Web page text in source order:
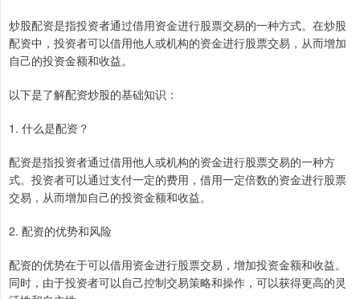
炒股配资是指投资者通过借用资金进行股票交易的一种方式。在炒股
配资中，投资者可以借用他人或机构的资金进行股票交易，从而增加
自己的投资金额和收益。
以下是了解配资炒股的基础知识：
1. 什么是配资？
配资是指投资者通过借用他人或机构的资金进行股票交易的一种方
式。投资者可以通过支付一定的费用，借用一定倍数的资金进行股票
交易，从而增加自己的投资金额和收益。
2. 配资的优势和风险
配资的优势在于可以借用资金进行股票交易，增加投资金额和收益。
同时，由于投资者可以自己控制交易策略和操作，可以获得更高的灵